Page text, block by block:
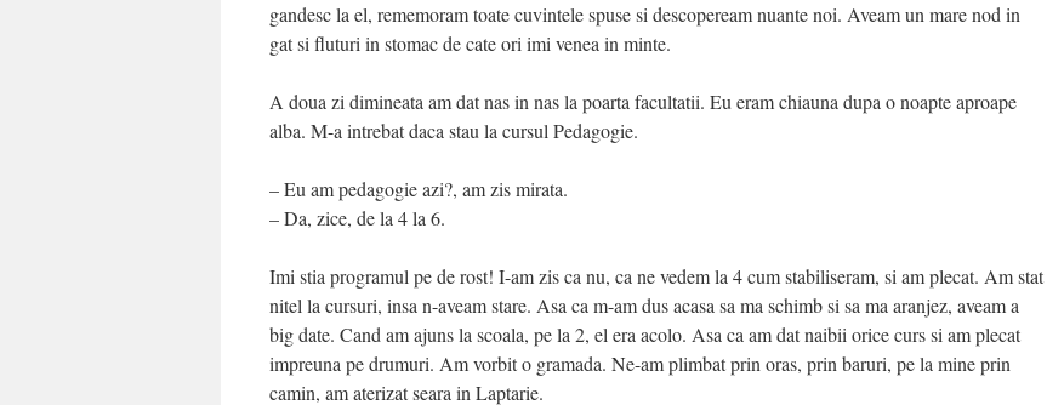
gandesc la el, rememoram toate cuvintele spuse si descopeream nuante noi. Aveam un mare nod in
gat si fluturi in stomac de cate ori imi venea in minte.
A doua zi dimineata am dat nas in nas la poarta facultatii. Eu eram chiauna dupa o noapte aproape
alba. M-a intrebat daca stau la cursul Pedagogie.
– Eu am pedagogie azi?, am zis mirata.
– Da, zice, de la 4 la 6.
Imi stia programul pe de rost! I-am zis ca nu, ca ne vedem la 4 cum stabiliseram, si am plecat. Am stat
nitel la cursuri, insa n-aveam stare. Asa ca m-am dus acasa sa ma schimb si sa ma aranjez, aveam a
big date. Cand am ajuns la scoala, pe la 2, el era acolo. Asa ca am dat naibii orice curs si am plecat
impreuna pe drumuri. Am vorbit o gramada. Ne-am plimbat prin oras, prin baruri, pe la mine prin
camin, am aterizat seara in Laptarie.